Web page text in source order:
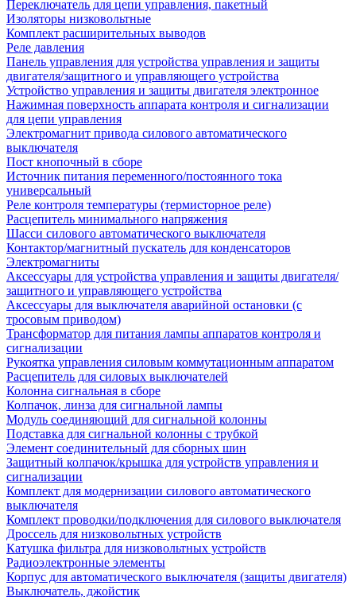
Переключатель для цепи управления, пакетный
Изоляторы низковольтные
Комплект расширительных выводов
Реле давления
Панель управления для устройства управления и защиты
двигателя/защитного и управляющего устройства
Устройство управления и защиты двигателя электронное
Нажимная поверхность аппарата контроля и сигнализации
для цепи управления
Электромагнит привода силового автоматического
выключателя
Пост кнопочный в сборе
Источник питания переменного/постоянного тока
универсальный
Реле контроля температуры (термисторное реле)
Расцепитель минимального напряжения
Шасси силового автоматического выключателя
Контактор/магнитный пускатель для конденсаторов
Электромагниты
Аксессуары для устройства управления и защиты двигателя/
защитного и управляющего устройства
Аксессуары для выключателя аварийной остановки (с
тросовым приводом)
Трансформатор для питания лампы аппаратов контроля и
сигнализации
Рукоятка управления силовым коммутационным аппаратом
Расцепитель для силовых выключателей
Колонна сигнальная в сборе
Колпачок, линза для сигнальной лампы
Модуль соединяющий для сигнальной колонны
Подставка для сигнальной колонны с трубкой
Элемент соединительный для сборных шин
Защитный колпачок/крышка для устройств управления и
сигнализации
Комплект для модернизации силового автоматического
выключателя
Комплект проводки/подключения для силового выключателя
Дроссель для низковольтных устройств
Катушка фильтра для низковольтных устройств
Радиоэлектронные элементы
Корпус для автоматического выключателя (защиты двигателя)
Выключатель, джойстик